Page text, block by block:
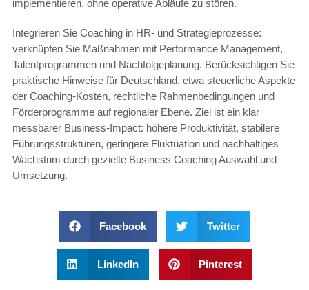
implementieren, ohne operative Abläufe zu stören.
Integrieren Sie Coaching in HR- und Strategieprozesse:
verknüpfen Sie Maßnahmen mit Performance Management,
Talentprogrammen und Nachfolgeplanung. Berücksichtigen Sie
praktische Hinweise für Deutschland, etwa steuerliche Aspekte
der Coaching-Kosten, rechtliche Rahmenbedingungen und
Förderprogramme auf regionaler Ebene. Ziel ist ein klar
messbarer Business-Impact: höhere Produktivität, stabilere
Führungsstrukturen, geringere Fluktuation und nachhaltiges
Wachstum durch gezielte Business Coaching Auswahl und
Umsetzung.
Facebook Twitter
LinkedIn Pinterest